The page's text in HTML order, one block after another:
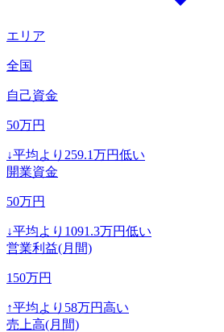
エリア
全国
自己資金
50万円
↓平均より 259.1万円低い
開業資金
50万円
↓平均より 1091.3万円低い
営業利益(月間)
150万円
↑平均より 58万円高い
売上高(月間)